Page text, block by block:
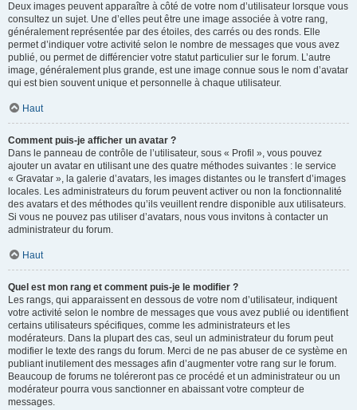
Deux images peuvent apparaître à côté de votre nom d’utilisateur lorsque vous
consultez un sujet. Une d’elles peut être une image associée à votre rang,
généralement représentée par des étoiles, des carrés ou des ronds. Elle
permet d’indiquer votre activité selon le nombre de messages que vous avez
publié, ou permet de différencier votre statut particulier sur le forum. L’autre
image, généralement plus grande, est une image connue sous le nom d’avatar
qui est bien souvent unique et personnelle à chaque utilisateur.
Haut
Comment puis-je afficher un avatar ?
Dans le panneau de contrôle de l’utilisateur, sous « Profil », vous pouvez
ajouter un avatar en utilisant une des quatre méthodes suivantes : le service
« Gravatar », la galerie d’avatars, les images distantes ou le transfert d’images
locales. Les administrateurs du forum peuvent activer ou non la fonctionnalité
des avatars et des méthodes qu’ils veuillent rendre disponible aux utilisateurs.
Si vous ne pouvez pas utiliser d’avatars, nous vous invitons à contacter un
administrateur du forum.
Haut
Quel est mon rang et comment puis-je le modifier ?
Les rangs, qui apparaissent en dessous de votre nom d’utilisateur, indiquent
votre activité selon le nombre de messages que vous avez publié ou identifient
certains utilisateurs spécifiques, comme les administrateurs et les
modérateurs. Dans la plupart des cas, seul un administrateur du forum peut
modifier le texte des rangs du forum. Merci de ne pas abuser de ce système en
publiant inutilement des messages afin d’augmenter votre rang sur le forum.
Beaucoup de forums ne toléreront pas ce procédé et un administrateur ou un
modérateur pourra vous sanctionner en abaissant votre compteur de
messages.